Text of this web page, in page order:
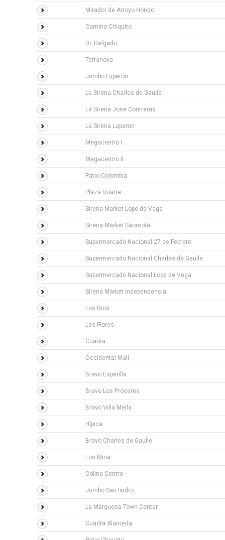
Mirador de Arroyo Hondo
Camino Chiquito
Dr. Delgado
Terranova
Jumbo Luperón
La Sirena Charles de Gaulle
La Sirena Jose Contreras
La Sirena Luperon
Megacentro I
Megacentro II
Patio Colombia
Plaza Duarte
Sirena Market Lope de Vega
Sirena Market Sarasota
Supermercado Nacional 27 de Febrero
Supermercado Nacional Charles de Gaulle
Supermercado Nacional Lope de Vega
Sirena Market Independencia
Los Rios
Las Flores
Cuadra
Occidental Mall
Bravo Esperilla
Bravo Los Próceres
Bravo Villa Mella
Hípica
Bravo Charles de Gaulle
Los Mina
Colina Centro
Jumbo San Isidro
La Marquesa Town Center
Cuadra Alameda